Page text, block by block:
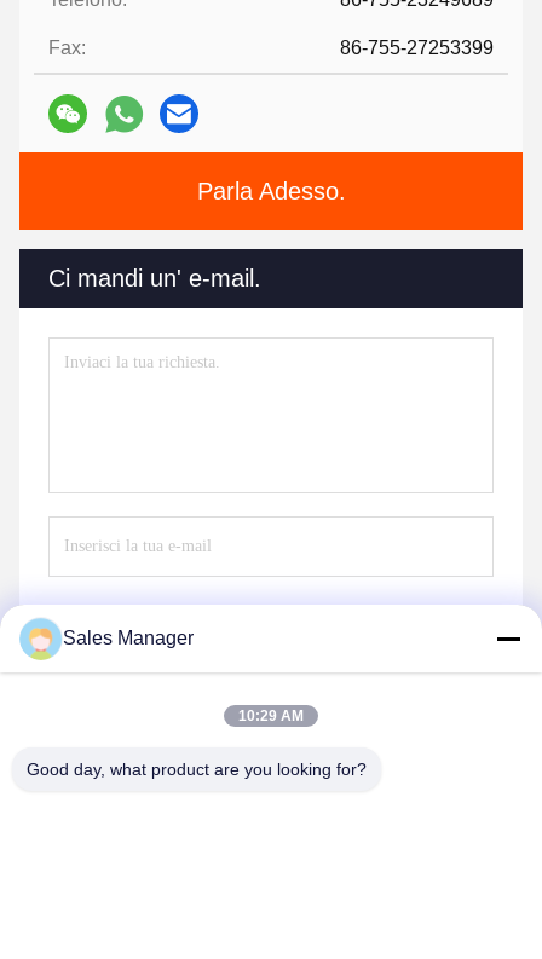
Fax: 86-755-27253399
Parla Adesso.
Ci mandi un' e-mail.
Sales Manager
10:29 AM
Good day, what product are you looking for?